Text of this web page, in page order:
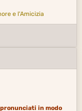
e l'Amicizia
in modo